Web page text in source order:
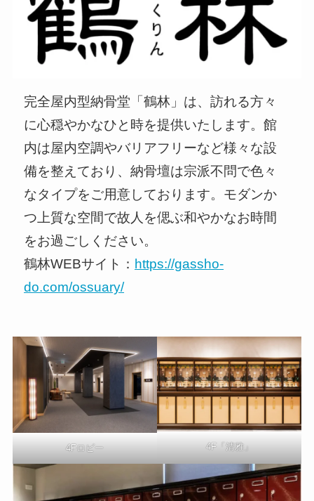
完全屋内型納骨堂「鶴林」は、訪れる方々
に心穏やかなひと時を提供いたします。館
内は屋内空調やバリアフリーなど様々な設
備を整えており、納骨壇は宗派不問で色々
なタイプをご用意しております。モダンか
つ上質な空間で故人を偲ぶ和やかなお時間
をお過ごしください。
鶴林WEBサイト： https://gassho-
do.com/ossuary/
4Fロビー 4F「清雅」